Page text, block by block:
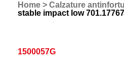
Home > Calzature
stable impact low
1500057G